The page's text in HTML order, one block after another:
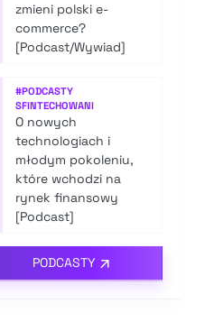
zmieni polski e-
commerce?
[Podcast/Wywiad]
#PODCASTY
SFINTECHOWANI
O nowych
technologiach i
młodym pokoleniu,
które wchodzi na
rynek finansowy
[Podcast]
PODCASTY